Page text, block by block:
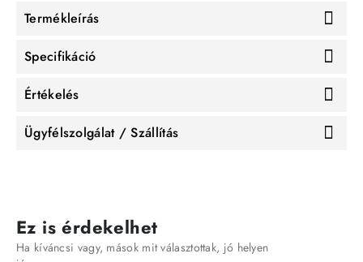
Termékleírás
Specifikáció
Értékelés
Ügyfélszolgálat / Szállítás
Ez is érdekelhet
Ha kíváncsi vagy, mások mit választottak, jó helyen